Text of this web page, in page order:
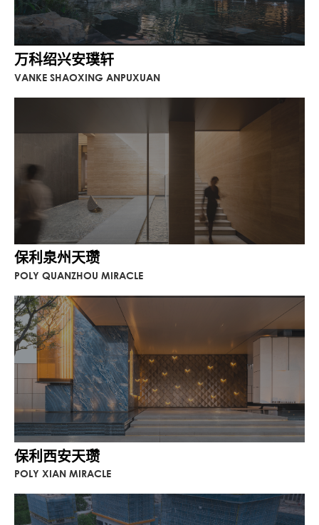
万科绍兴安璞轩
VANKE SHAOXING ANPUXUAN
保利泉州天瓒
POLY QUANZHOU MIRACLE
保利西安天瓒
POLY XIAN MIRACLE